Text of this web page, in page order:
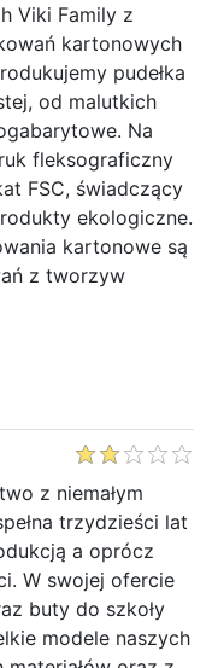
Viki Family z
kartonowych
pudełka
od malutkich
Na
fleksograficzny
FSC, świadczący
ekologiczne.
kartonowe są
z tworzyw
z niemałym
trzydzieści lat
a oprócz
W swojej ofercie
buty do szkoły
modele naszych